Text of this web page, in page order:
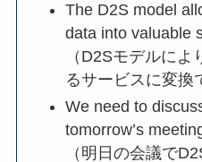
The D2S model
data into valuable
（D2Sモデルに
るサービスに変換
We need to
tomorrow’s
（明日の会議で